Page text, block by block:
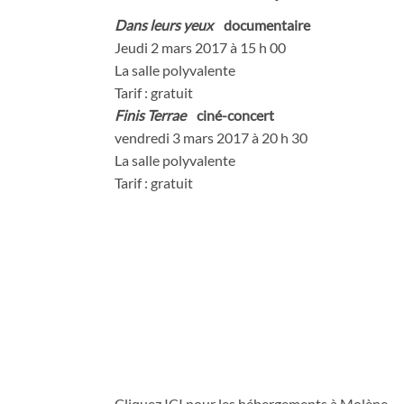
Dans leurs yeuxdocumentaire
Jeudi 2 mars 2017 à 15 h 00
La salle polyvalente
Tarif : gratuit
Finis Terraeciné-concert
vendredi 3 mars 2017 à 20 h 30
La salle polyvalente
Tarif : gratuit